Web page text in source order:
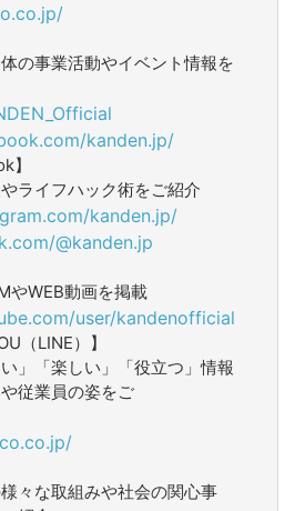
の事業活動やイベント情報を
kanden.jp/
】
ライフハック術をご紹介
kanden.jp/
@kanden.jp
やWEB動画を掲載
user/kandenofficial
（LINE）】
」「楽しい」「役立つ」情報
従業員の姿をご
々な取組みや社会の関心事